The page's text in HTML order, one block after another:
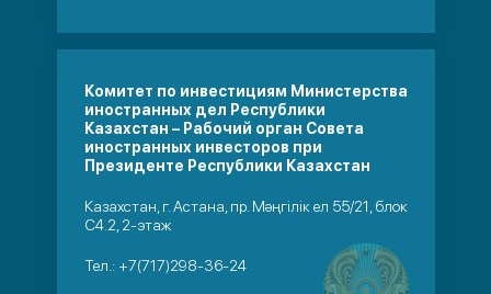
Комитет по инвестициям Министерства
иностранных дел Республики
Казахстан – Рабочий орган Совета
иностранных инвесторов при
Президенте Республики Казахстан
Казахстан, г. Астана, пр. Мәңгілік ел 55/21, блок
С4.2, 2-этаж
Тел.: +7(717)298-36-24